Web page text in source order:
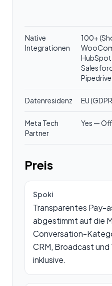
Native
Integrationen
100+
HubSpot,
Datenresidenz EU
Meta Tech
Partner
Yes —
Preis
Spoki
Transparentes Pay-
abgestimmt auf die
Conversation-
CRM, Broadcast
inklusive.